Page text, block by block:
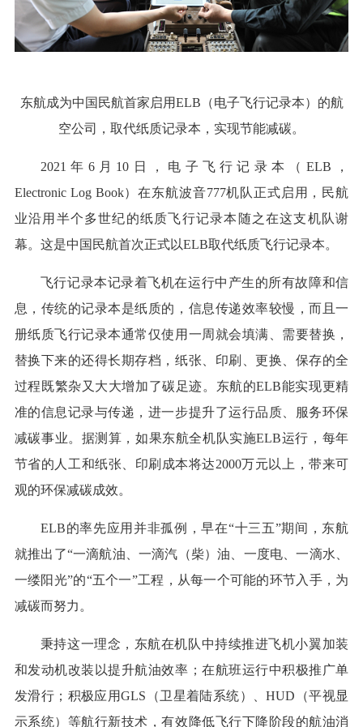
东航成为中国民航首家启用ELB（电子飞行记录本）的航
空公司，取代纸质记录本，实现节能减碳。
2021年6月10日，电子飞行记录本（ELB，
Electronic Log Book）在东航波音777机队正式启用，民航
业沿用半个多世纪的纸质飞行记录本随之在这支机队谢
幕。这是中国民航首次正式以ELB取代纸质飞行记录本。
飞行记录本记录着飞机在运行中产生的所有故障和信
息，传统的记录本是纸质的，信息传递效率较慢，而且一
册纸质飞行记录本通常仅使用一周就会填满、需要替换，
替换下来的还得长期存档，纸张、印刷、更换、保存的全
过程既繁杂又大大增加了碳足迹。东航的ELB能实现更精
准的信息记录与传递，进一步提升了运行品质、服务环保
减碳事业。据测算，如果东航全机队实施ELB运行，每年
节省的人工和纸张、印刷成本将达2000万元以上，带来可
观的环保减碳成效。
ELB的率先应用并非孤例，早在“十三五”期间，东航
就推出了“一滴航油、一滴汽（柴）油、一度电、一滴水、
一缕阳光”的“五个一”工程，从每一个可能的环节入手，为
减碳而努力。
秉持这一理念，东航在机队中持续推进飞机小翼加装
和发动机改装以提升航油效率；在航班运行中积极推广单
发滑行；积极应用GLS（卫星着陆系统）、HUD（平视显
示系统）等航行新技术，有效降低飞行下降阶段的航油消